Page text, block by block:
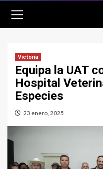
principal
Victoria
Equipa la UAT
Hospital
Especies
23 enero, 2025